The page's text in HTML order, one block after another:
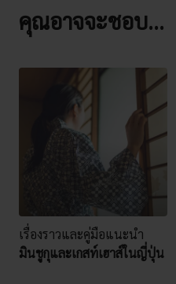
คุณอาจจะชอบ...
เรื่องราวและคู่มือแนะนำ
มินชูกุและเกสท์เฮาส์ในญี่ปุ่น